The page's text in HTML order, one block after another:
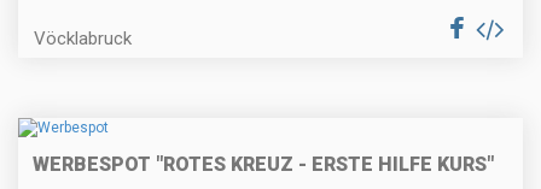
Vöcklabruck
WERBESPOT "ROTES KREUZ - ERSTE HILFE KURS"